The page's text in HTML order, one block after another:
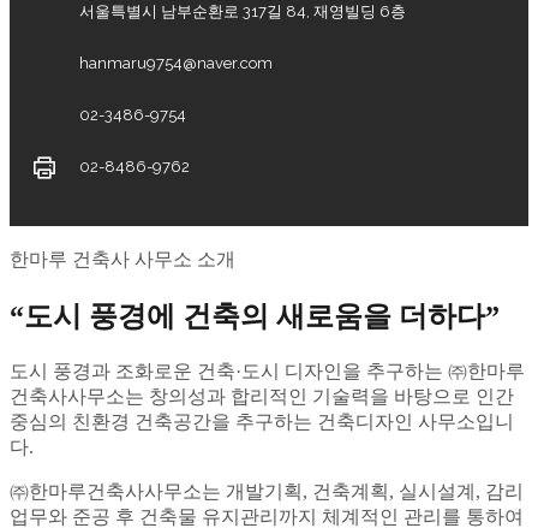
서울특별시 남부순환로 317길 84, 재영빌딩 6층
hanmaru9754@naver.com
02-3486-9754
02-8486-9762
한마루 건축사 사무소 소개
“도시 풍경에 건축의 새로움을 더하다”
도시 풍경과 조화로운 건축·도시 디자인을 추구하는 ㈜한마루
건축사사무소는 창의성과 합리적인 기술력을 바탕으로 인간
중심의 친환경 건축공간을 추구하는 건축디자인 사무소입니
다.
㈜한마루건축사사무소는 개발기획, 건축계획, 실시설계, 감리
업무와 준공 후 건축물 유지관리까지 체계적인 관리를 통하여